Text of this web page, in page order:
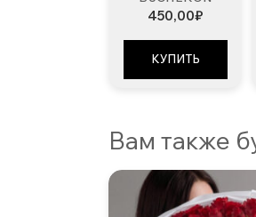
450,00₽
КУПИТЬ
Вам также